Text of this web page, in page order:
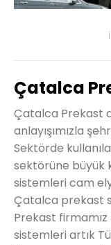
Çatalca
Çatalca Prekast
anlayışımızla
Sektörde
sektörüne büyük
sistemleri cam
Çatalca prekast
Prekast
sistemleri artık